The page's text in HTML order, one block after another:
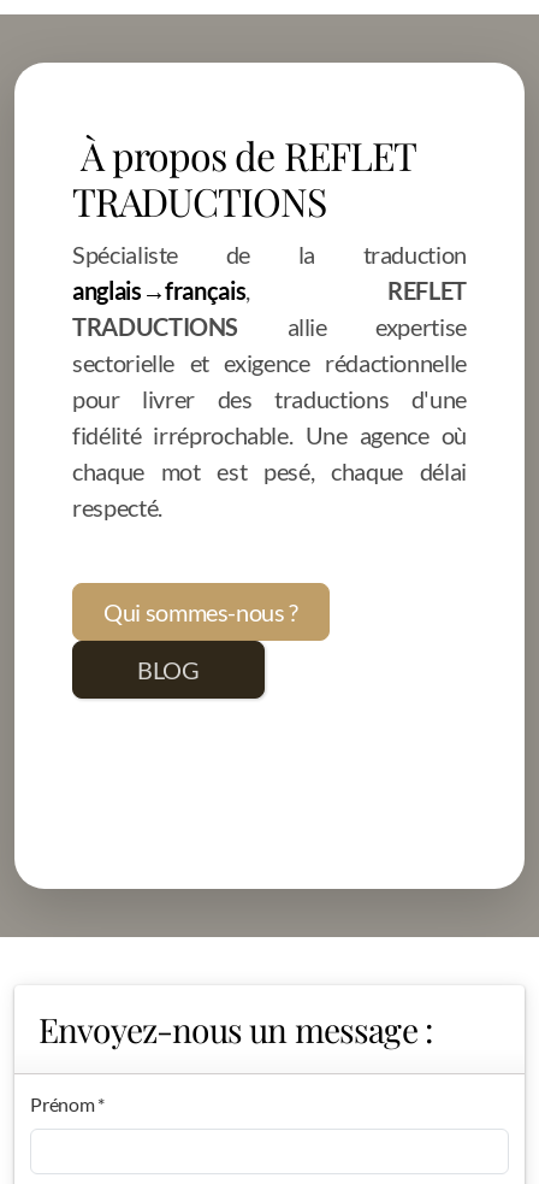
À propos de REFLET
TRADUCTIONS
Spécialiste de la traduction
anglais→français, REFLET
TRADUCTIONS allie expertise
sectorielle et exigence rédactionnelle
pour livrer des traductions d'une
fidélité irréprochable. Une agence où
chaque mot est pesé, chaque délai
respecté.
Qui sommes-nous ?
BLOG
Envoyez-nous un message :
Prénom *